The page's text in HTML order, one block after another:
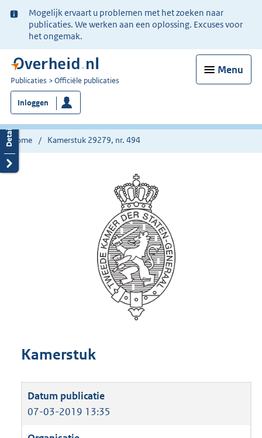
Ter
informatie:
Mogelijk ervaart u problemen met het zoeken naar
publicaties. We werken aan een oplossing. Excuses voor
het ongemak.
Menu
U
bent
nu
hier:
Publicaties Officiële publicaties
Inloggen
Home Kamerstuk 29279, nr. 494
Kamerstuk
07-03-2019 13:35